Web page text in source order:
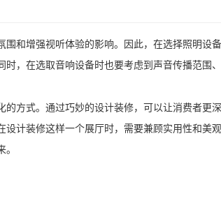
和增强视听体验的影响。因此，在选择照明设
，在选取音响设备时也要考虑到声音传播范围
的方式。通过巧妙的设计装修，可以让消费者更
设计装修这样一个展厅时，需要兼顾实用性和美